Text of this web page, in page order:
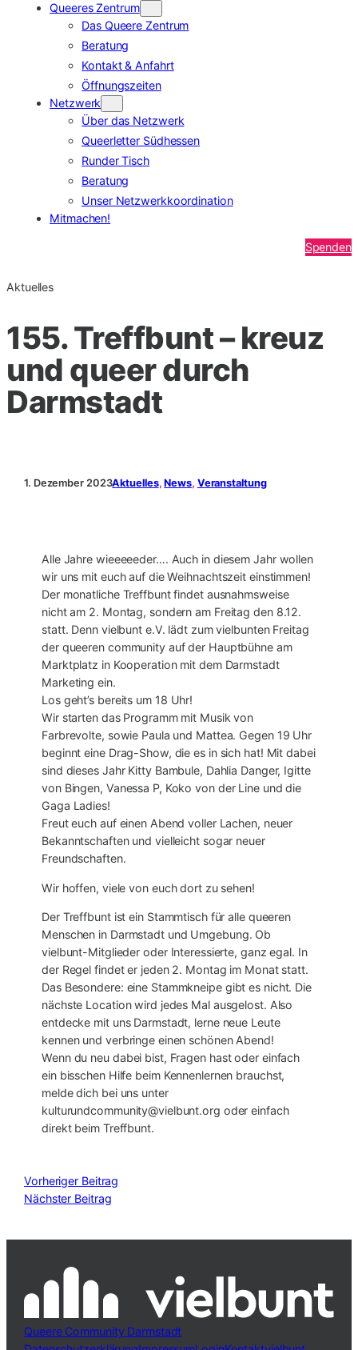
Queeres Zentrum
Das Queere Zentrum
Beratung
Kontakt & Anfahrt
Öffnungszeiten
Netzwerk
Über das Netzwerk
Queerletter Südhessen
Runder Tisch
Beratung
Unser Netzwerkkoordination
Mitmachen!
Spenden
Aktuelles
155. Treffbunt – kreuz
und queer durch
Darmstadt
1. Dezember 2023Aktuelles, News, Veranstaltung
Alle Jahre wieeeeeder…. Auch in diesem Jahr wollen
wir uns mit euch auf die Weihnachtszeit einstimmen!
Der monatliche Treffbunt findet ausnahmsweise
nicht am 2. Montag, sondern am Freitag den 8.12.
statt. Denn vielbunt e.V. lädt zum vielbunten Freitag
der queeren community auf der Hauptbühne am
Marktplatz in Kooperation mit dem Darmstadt
Marketing ein.
Los geht’s bereits um 18 Uhr!
Wir starten das Programm mit Musik von
Farbrevolte, sowie Paula und Mattea. Gegen 19 Uhr
beginnt eine Drag-Show, die es in sich hat! Mit dabei
sind dieses Jahr Kitty Bambule, Dahlia Danger, Igitte
von Bingen, Vanessa P, Koko von der Line und die
Gaga Ladies!
Freut euch auf einen Abend voller Lachen, neuer
Bekanntschaften und vielleicht sogar neuer
Freundschaften.
Wir hoffen, viele von euch dort zu sehen!
Der Treffbunt ist ein Stammtisch für alle queeren
Menschen in Darmstadt und Umgebung. Ob
vielbunt-Mitglieder oder Interessierte, ganz egal. In
der Regel findet er jeden 2. Montag im Monat statt.
Das Besondere: eine Stammkneipe gibt es nicht. Die
nächste Location wird jedes Mal ausgelost. Also
entdecke mit uns Darmstadt, lerne neue Leute
kennen und verbringe einen schönen Abend!
Wenn du neu dabei bist, Fragen hast oder einfach
ein bisschen Hilfe beim Kennenlernen brauchst,
melde dich bei uns unter
kulturundcommunity@vielbunt.org oder einfach
direkt beim Treffbunt.
Vorheriger Beitrag
Nächster Beitrag
Queere Community Darmstadt